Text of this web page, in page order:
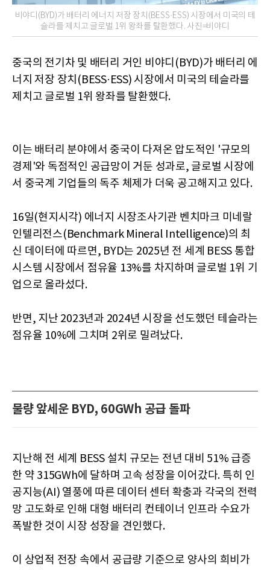
비야디(BYD)가 배터리 에너지 저장 장치(BESS·ESS) 시장에서 미국의 테
슬라를 제치고 글로벌 1위 왕좌를 탈환했다. 사진=비야디
중국의 전기차 및 배터리 거인 비야디(BYD)가 배터리 에
너지 저장 장치(BESS·ESS) 시장에서 미국의 테슬라를
제치고 글로벌 1위 왕좌를 탈환했다.
이는 배터리 분야에서 중국이 다져온 압도적인 '규모의
경제'와 독점적인 공급망이 거둔 성과로, 글로벌 시장에
서 중국계 기업들의 독주 체제가 더욱 공고해지고 있다.
16일(현지시각) 에너지 시장조사기관 벤치마크 미네랄
인텔리전스(Benchmark Mineral Intelligence)의 최
신 데이터에 따르면, BYD는 2025년 전 세계 BESS 통합
시스템 시장에서 점유율 13%를 차지하며 글로벌 1위 기
업으로 올라섰다.
반면, 지난 2023년과 2024년 시장을 선도했던 테슬라는
점유율 10%에 그치며 2위로 밀려났다.
물량 앞세운 BYD, 60GWh 공급 돌파
지난해 전 세계 BESS 설치 규모는 전년 대비 51% 급증
한 약 315GWh에 달하며 고속 성장을 이어갔다. 특히 인
공지능(AI) 열풍에 따른 데이터 센터 확충과 각국의 전력
망 고도화로 인해 대형 배터리 컨테이너 인프라 수요가
폭발한 것이 시장 성장을 견인했다.
이 상업적 전장 속에서 공급량 기준으로 양사의 희비가